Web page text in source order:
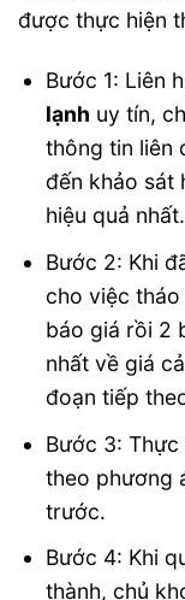
được thực hiện
Bước 1: Liên
lạnh uy tín,
thông tin liên
đến khảo sát
hiệu quả nhất.
Bước 2: Khi
cho việc
báo giá rồi 2
nhất về giá
đoạn tiếp
Bước 3:
theo phương
trước.
Bước 4: Khi
thành, chủ